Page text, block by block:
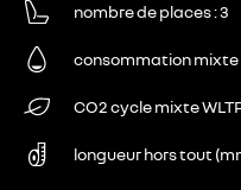
nombre de places 3
consommation mixte
CO2 cycle mixte
longueur hors tout